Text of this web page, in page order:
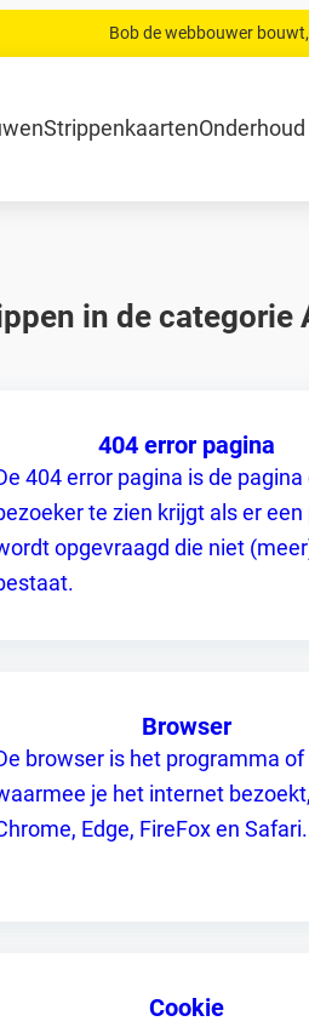
Bob de webbouwer
Strippenkaarten
in de categorie
404 error pagina
404 error pagina is de pagina
te zien krijgt als er een
opgevraagd die niet
Browser
browser is het programma of
je het internet
Edge, FireFox en Safari.
Cookie